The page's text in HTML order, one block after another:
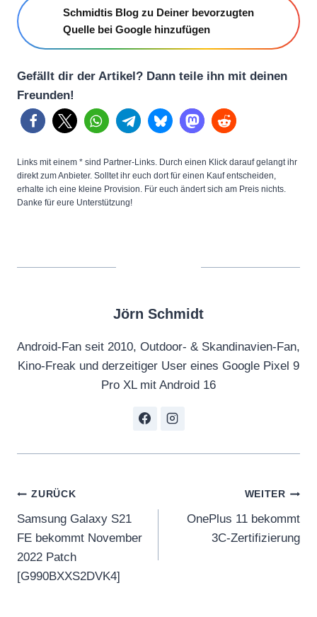
Schmidtis Blog zu Deiner bevorzugten
Quelle bei Google hinzufügen
Gefällt dir der Artikel? Dann teile ihn mit deinen
Freunden!
Links mit einem * sind Partner-Links. Durch einen Klick darauf gelangt ihr
direkt zum Anbieter. Solltet ihr euch dort für einen Kauf entscheiden,
erhalte ich eine kleine Provision. Für euch ändert sich am Preis nichts.
Danke für eure Unterstützung!
Jörn Schmidt
Android-Fan seit 2010, Outdoor- & Skandinavien-Fan,
Kino-Freak und derzeitiger User eines Google Pixel 9
Pro XL mit Android 16
Beitragsnavigation
ZURÜCK
Samsung Galaxy S21
FE bekommt November
2022 Patch
[G990BXXS2DVK4]
WEITER
OnePlus 11 bekommt
3C-Zertifizierung